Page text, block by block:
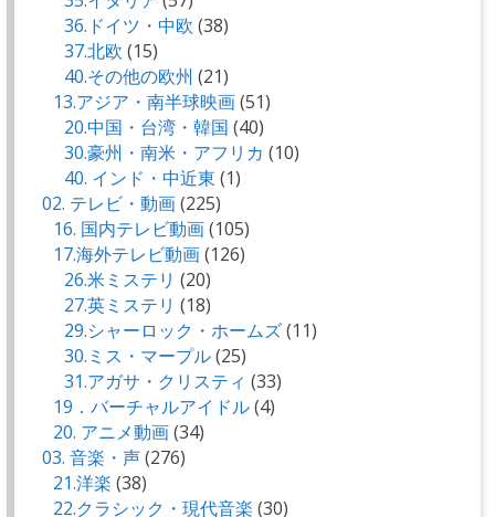
36.ドイツ・中欧 (38)
37.北欧 (15)
40.その他の欧州 (21)
13.アジア・南半球映画(51)
20.中国・台湾・韓国 (40)
30.豪州・南米・アフリカ (10)
40. インド・中近東 (1)
02. テレビ・動画(225)
16. 国内テレビ動画(105)
17.海外テレビ動画(126)
26.米ミステリ (20)
27.英ミステリ (18)
29.シャーロック・ホームズ(11)
30.ミス・マープル(25)
31.アガサ・クリスティ (33)
19．バーチャルアイドル(4)
20. アニメ動画(34)
03. 音楽・声(276)
21.洋楽 (38)
22.クラシック・現代音楽 (30)